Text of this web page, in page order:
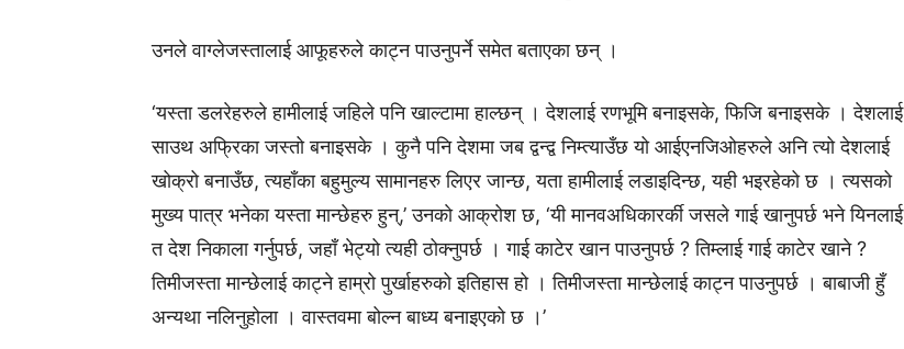
उनले वाग्लेजस्तालाई आफूहरुले काट्न पाउनुपर्ने समेत बताएका छन् ।
‘यस्ता डलरेहरुले हामीलाई जहिले पनि खाल्टामा हाल्छन् । देशलाई रणभूमि बनाइसके, फिजि बनाइसके । देशलाई
साउथ अफ्रिका जस्तो बनाइसके । कुनै पनि देशमा जब द्वन्द्व निम्त्याउँछ यो आईएनजिओहरुले अनि त्यो देशलाई
खोक्रो बनाउँछ, त्यहाँका बहुमुल्य सामानहरु लिएर जान्छ, यता हामीलाई लडाइदिन्छ, यही भइरहेको छ । त्यसको
मुख्य पात्र भनेका यस्ता मान्छेहरु हुन्,’ उनकाे आक्रोश छ, ‘यी मानवअधिकारर्की जसले गाई खानुपर्छ भने यिनलाई
त देश निकाला गर्नुपर्छ, जहाँ भेट्यो त्यही ठोक्नुपर्छ । गाई काटेर खान पाउनुपर्छ ? तिम्लाई गाई काटेर खाने ?
तिमीजस्ता मान्छेलाई काट्ने हाम्रो पुर्खाहरुको इतिहास हो । तिमीजस्ता मान्छेलाई काट्न पाउनुपर्छ । बाबाजी हुँ
अन्यथा नलिनुहोला । वास्तवमा बोल्न बाध्य बनाइएको छ ।’